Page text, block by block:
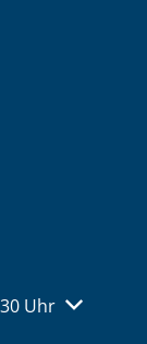
Schließzeiten
Uhr